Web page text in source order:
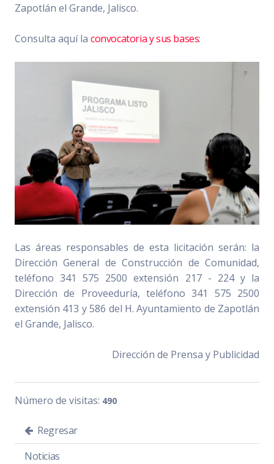
Zapotlán el Grande, Jalisco.
Consulta aquí la convocatoria y sus bases:
Las áreas responsables de esta licitación serán: la
Dirección General de Construcción de Comunidad,
teléfono 341 575 2500 extensión 217 - 224 y la
Dirección de Proveeduría, teléfono 341 575 2500
extensión 413 y 586 del H. Ayuntamiento de Zapotlán
el Grande, Jalisco.
Dirección de Prensa y Publicidad
Número de visitas: 490
Regresar
Noticias